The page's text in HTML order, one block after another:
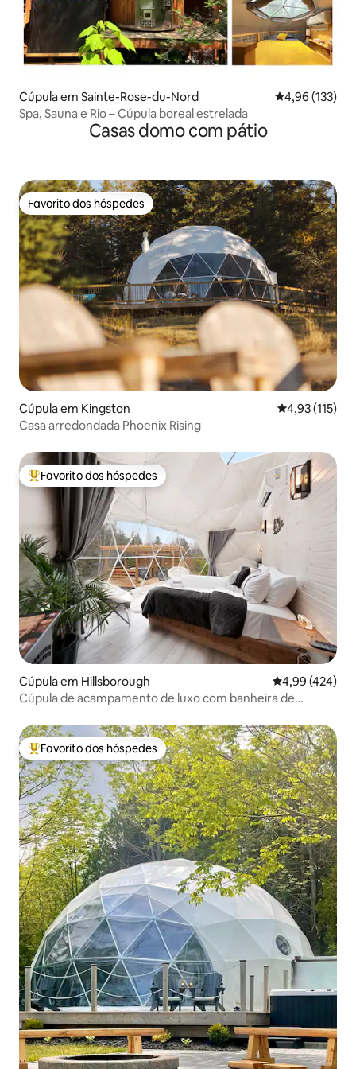
Cúpula em Sainte-Rose-du-Nord Classificação
4,96 (133)
Spa, Sauna e Rio – Cúpula boreal estrelada
Casas domo com pátio
Favorito dos hóspedes
Favorito dos hóspedes
Cúpula em Kingston Classificação
4,93 (115)
Casa arredondada Phoenix Rising
Favoritos dos hóspedes mais apreciados
Favorito dos hóspedes
Cúpula em Hillsborough Classificação
4,99 (424)
Cúpula de acampamento de luxo com banheira de
Favoritos dos hóspedes mais apreciados
Favorito dos hóspedes